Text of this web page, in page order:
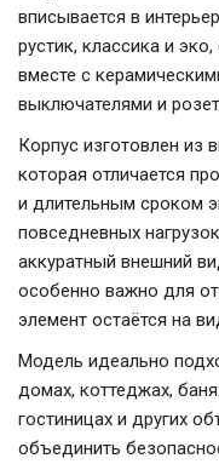
вписывается в
рустик, классика и
вместе с
выключателями и
Корпус изготовлен из
которая отличается
и длительным сроком
повседневных
аккуратный внешний
особенно важно для
элемент остаётся на
Модель идеально
домах, коттеджах,
гостиницах и других
объединить